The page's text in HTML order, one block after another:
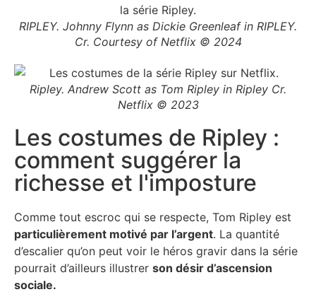
Les costumes de Ripley :
comment suggérer la
richesse et l'imposture
Comme tout escroc qui se respecte, Tom Ripley est
particulièrement motivé par l’argent. La quantité
d’escalier qu’on peut voir le héros gravir dans la série
pourrait d’ailleurs illustrer son désir d’ascension
sociale.
RIPLEY. Johnny Flynn as Dickie Greenleaf in RIPLEY.
Cr. Courtesy of Netflix © 2024
Ripley. Andrew Scott as Tom Ripley in Ripley Cr.
Netflix © 2023